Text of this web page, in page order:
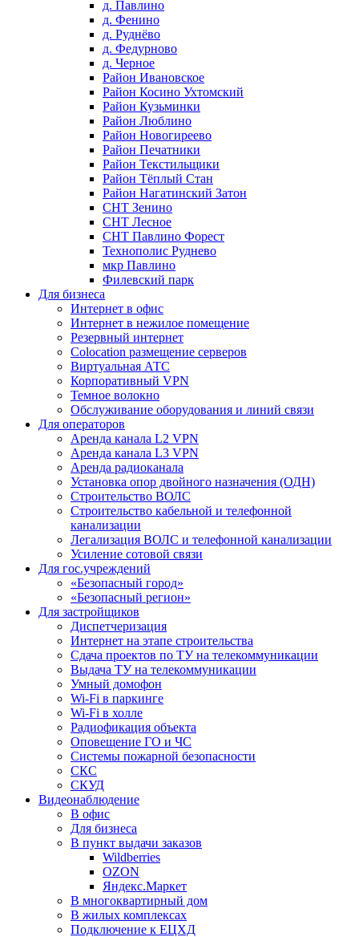
д. Павлино
д. Фенино
д. Руднёво
д. Федурново
д. Черное
Район Ивановское
Район Косино Ухтомский
Район Кузьминки
Район Люблино
Район Новогиреево
Район Печатники
Район Текстильщики
Район Тёплый Стан
Район Нагатинский Затон
СНТ Зенино
СНТ Лесное
СНТ Павлино Форест
Технополис Руднево
мкр Павлино
Филевский парк
Для бизнеса
Интернет в офис
Интернет в нежилое помещение
Резервный интернет
Colocation размещение серверов
Виртуальная АТС
Корпоративный VPN
Темное волокно
Обслуживание оборудования и линий связи
Для операторов
Аренда канала L2 VPN
Аренда канала L3 VPN
Аренда радиоканала
Установка опор двойного назначения (ОДН)
Строительство ВОЛС
Строительство кабельной и телефонной
канализации
Легализация ВОЛС и телефонной канализации
Усиление сотовой связи
Для гос.учреждений
«Безопасный город»
«Безопасный регион»
Для застройщиков
Диспетчеризация
Интернет на этапе строительства
Сдача проектов по ТУ на телекоммуникации
Выдача ТУ на телекоммуникации
Умный домофон
Wi-Fi в паркинге
Wi-Fi в холле
Радиофикация объекта
Оповещение ГО и ЧС
Системы пожарной безопасности
СКС
СКУД
Видеонаблюдение
В офис
Для бизнеса
В пункт выдачи заказов
Wildberries
OZON
Яндекс.Маркет
В многоквартирный дом
В жилых комплексах
Подключение к ЕЦХД